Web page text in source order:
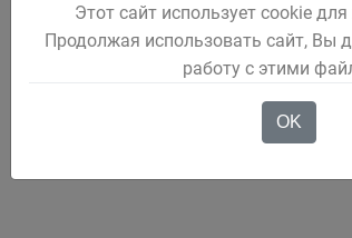
Этот сайт использует cookie
Продолжая использовать сайт, Вы
работу с этими
OK